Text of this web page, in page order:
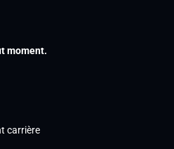
moment.
carrière